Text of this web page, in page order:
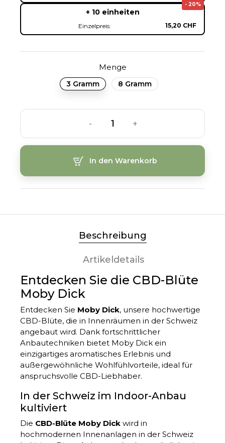
- 20%
+ 10 einheiten
Einzelpreis: 15,20 CHF
Menge
3 Gramm 8 Gramm
- +
In den Warenkorb
Beschreibung
Artikeldetails
Entdecken Sie die CBD-Blüte
Moby Dick
Entdecken Sie Moby Dick, unsere hochwertige
CBD-Blüte, die in Innenräumen in der Schweiz
angebaut wird. Dank fortschrittlicher
Anbautechniken bietet Moby Dick ein
einzigartiges aromatisches Erlebnis und
außergewöhnliche Wohlfühlvorteile, ideal für
anspruchsvolle CBD-Liebhaber.
In der Schweiz im Indoor-Anbau
kultiviert
Die CBD-Blüte Moby Dick wird in
hochmodernen Innenanlagen in der Schweiz